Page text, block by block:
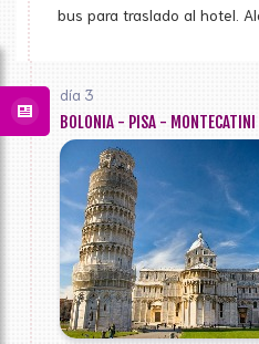
bus para traslado al hotel.
día 3
BOLONIA - PISA - MONTECATINI